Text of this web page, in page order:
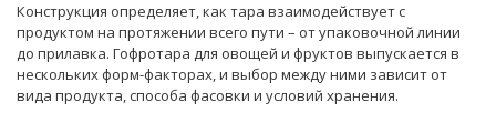
Конструкция определяет, как тара взаимодействует с
продуктом на протяжении всего пути – от упаковочной линии
до прилавка. Гофротара для овощей и фруктов выпускается в
нескольких форм-факторах, и выбор между ними зависит от
вида продукта, способа фасовки и условий хранения.